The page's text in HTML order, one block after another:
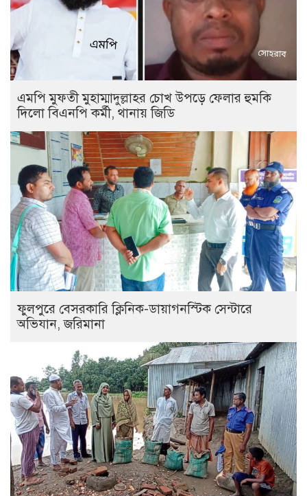
এমপি মুফতী মুহাম্মাদুল্লাহর চোখ উপড়ে ফেলার হুমকি
দিলো বিএনপি কর্মী, থানায় জিডি
ফুলপুরে বেসরকারি ক্লিনিক-ডায়াগনস্টিক সেন্টারে
অভিযান, জরিমানা